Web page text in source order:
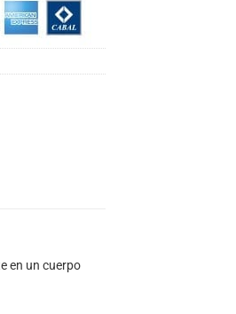
en un cuerpo